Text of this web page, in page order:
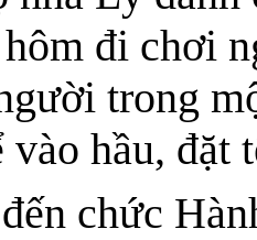
đi chơi
trong
hầu, đặt
chức